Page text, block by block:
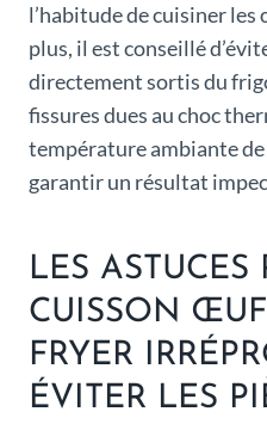
l’habitude de cuisiner
plus, il est conseillé
directement sortis du
fissures dues au choc
température ambiante
garantir un résultat
LES ASTUCES
CUISSON
FRYER
ÉVITER LES